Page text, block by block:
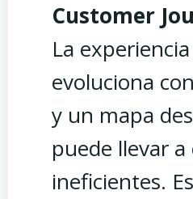
Customer
La
evoluciona
y un mapa
puede llevar
ineficientes.